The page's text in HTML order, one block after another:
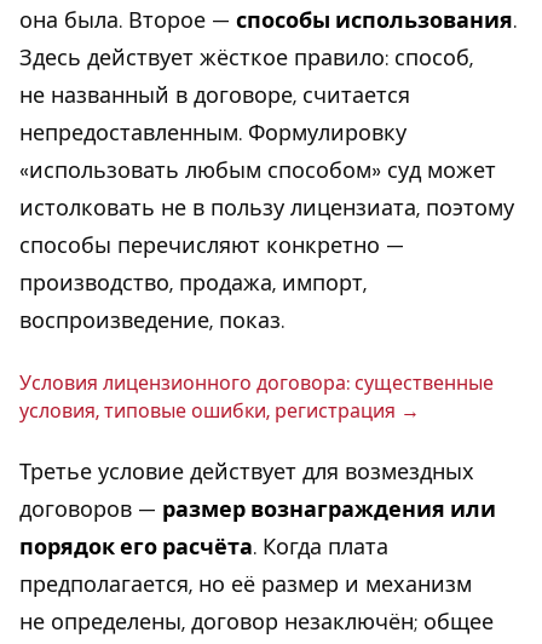
она была. Второе — способы использования.
Здесь действует жёсткое правило: способ,
не названный в договоре, считается
непредоставленным. Формулировку
«использовать любым способом» суд может
истолковать не в пользу лицензиата, поэтому
способы перечисляют конкретно —
производство, продажа, импорт,
воспроизведение, показ.
Условия ли­цен­зи­он­но­го до­го­во­ра: су­ще­ствен­ные
условия, типовые ошибки, ре­ги­стра­ция
Третье условие действует для возмездных
договоров — размер вознаграждения или
порядок его расчёта. Когда плата
предполагается, но её размер и механизм
не определены, договор незаключён; общее